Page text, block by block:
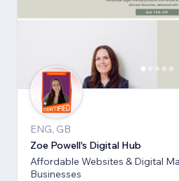
ENG, GB
Zoe Powell's Digital Hub
Affordable Websites & Digital
Businesses